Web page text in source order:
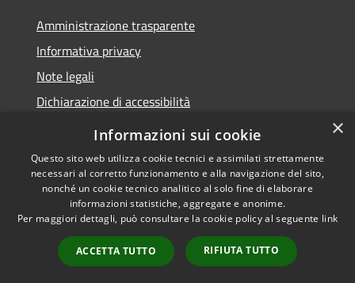
Amministrazione trasparente
Informativa privacy
Note legali
Dichiarazione di accessibilità
RSS
Accessibilità
Privacy
Mappa del sito
Copyright © 2026 • Comune di
Belpasso • Powered by
Municipium•Accesso
redazione
×
Informazioni sui cookie
Questo sito web utilizza cookie tecnici e assimilati strettamente
necessari al corretto funzionamento e alla navigazione del sito,
nonché un cookie tecnico analitico al solo fine di elaborare
informazioni statistiche, aggregate e anonime.
Per maggiori dettagli, può consultare la cookie policy al seguente link
ACCETTA TUTTO RIFIUTA TUTTO